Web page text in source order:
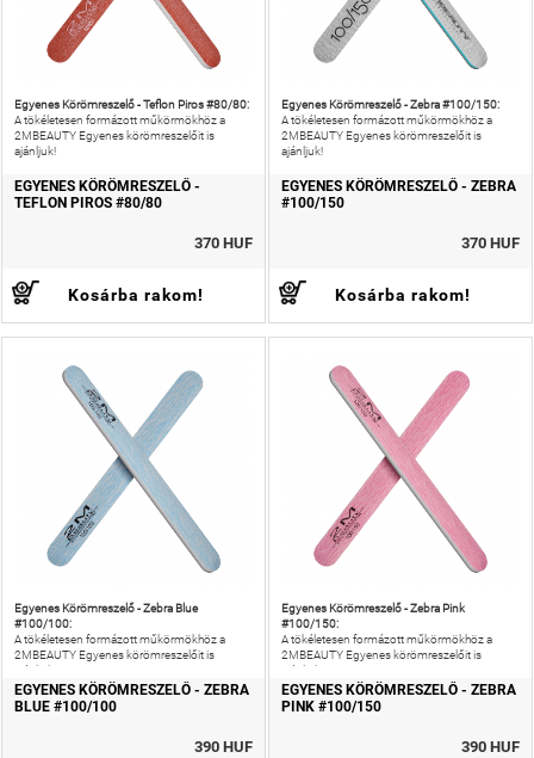
Egyenes Körömreszelő - Teflon Piros #80/80:
A tökéletesen formázott műkörmökhöz a
2MBEAUTY Egyenes körömreszelőit is
ajánljuk!
EGYENES KÖRÖMRESZELŐ -
TEFLON PIROS #80/80
370 HUF
Kosárba rakom!
Egyenes Körömreszelő - Zebra #100/150:
A tökéletesen formázott műkörmökhöz a
2MBEAUTY Egyenes körömreszelőit is
ajánljuk!
EGYENES KÖRÖMRESZELŐ - ZEBRA
#100/150
370 HUF
Kosárba rakom!
Egyenes Körömreszelő - Zebra Blue
#100/100:
A tökéletesen formázott műkörmökhöz a
2MBEAUTY Egyenes körömreszelőit is
ajánljuk!
EGYENES KÖRÖMRESZELŐ - ZEBRA
BLUE #100/100
390 HUF
Egyenes Körömreszelő - Zebra Pink
#100/150:
A tökéletesen formázott műkörmökhöz a
2MBEAUTY Egyenes körömreszelőit is
ajánljuk!
EGYENES KÖRÖMRESZELŐ - ZEBRA
PINK #100/150
390 HUF